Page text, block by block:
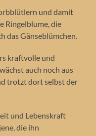
und damit
Ringelblume, die
das Gänseblümchen.
kraftvolle und
auch noch aus
trotzt dort selbst der
und Lebenskraft
die ihn